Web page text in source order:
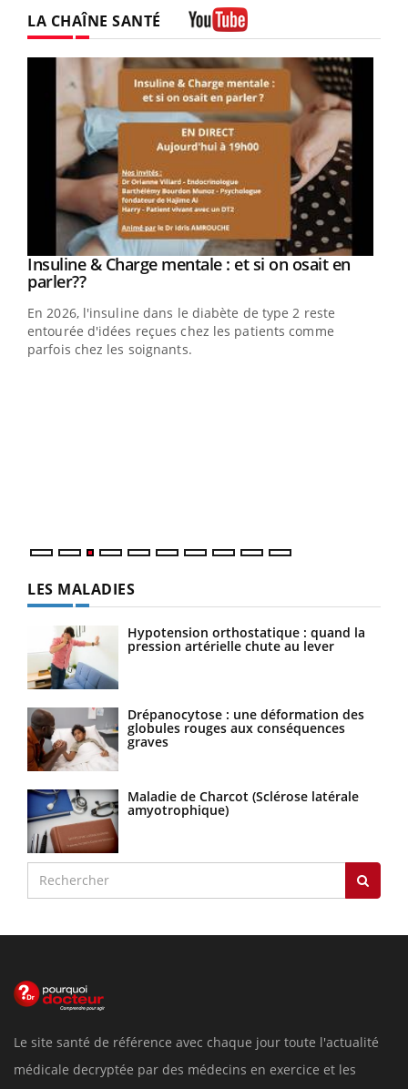
LA CHAÎNE SANTÉ
Youtube
Insuline & Charge mentale : et si on osait en
parler??Youtube
En 2026, l'insuline dans le diabète de type 2 reste
entourée d'idées reçues chez les patients comme
parfois chez les soignants.
LES MALADIES
Hypotension orthostatique : quand la
pression artérielle chute au lever
Drépanocytose : une déformation des
globules rouges aux conséquences
graves
Maladie de Charcot (Sclérose latérale
amyotrophique)
Le site santé de référence avec chaque jour toute l'actualité
médicale decryptée par des médecins en exercice et les